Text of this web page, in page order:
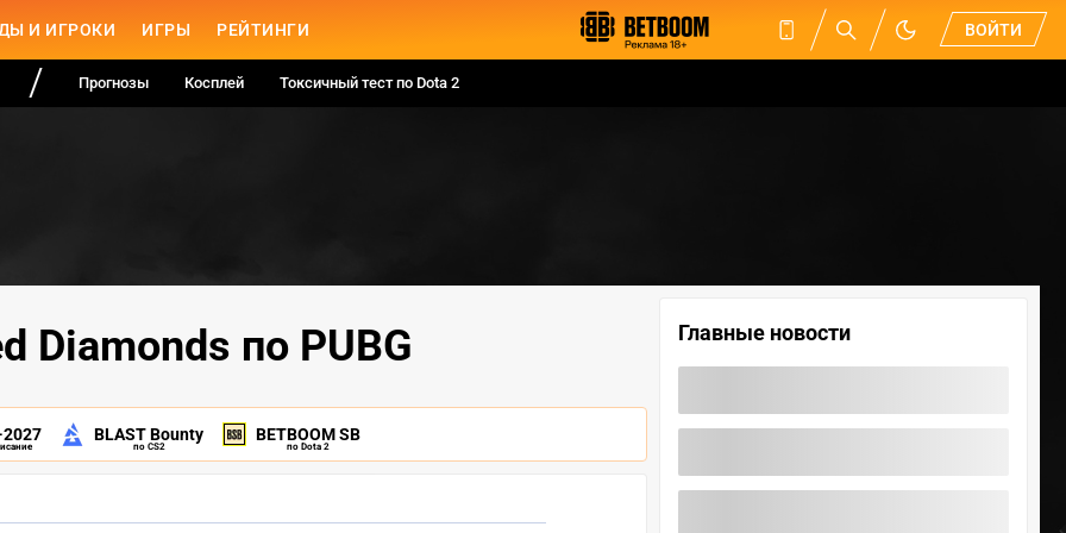
И ИГРОКИ ИГРЫ РЕЙТИНГИ ВОЙТИ
Прогнозы Косплей Токсичный тест по Dota 2
Diamonds по PUBG
BLAST Bounty
по CS2
BETBOOM SB
по Dota 2
Главные новости